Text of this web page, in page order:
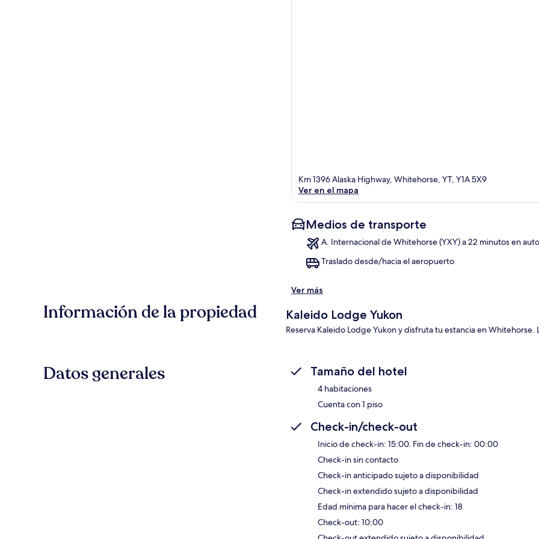
Km 1396 Alaska Highway, Whitehorse, YT, Y1A 5X9
Ver en el mapa
Medios de transporte
A. Internacional de Whitehorse (YXY) a 22 minutos en auto
Traslado desde/hacia el aeropuerto
Ver más
Información de la propiedad Kaleido Lodge Yukon
Reserva Kaleido Lodge Yukon y disfruta tu estancia en
Datos generales Tamaño del hotel
4 habitaciones
Cuenta con 1 piso
Check-in/check-out
Inicio de check-in: 15:00. Fin de check-in: 00:00
Check-in sin contacto
Check-in anticipado sujeto a disponibilidad
Check-in extendido sujeto a disponibilidad
Edad mínima para hacer el check-in: 18
Check-out: 10:00